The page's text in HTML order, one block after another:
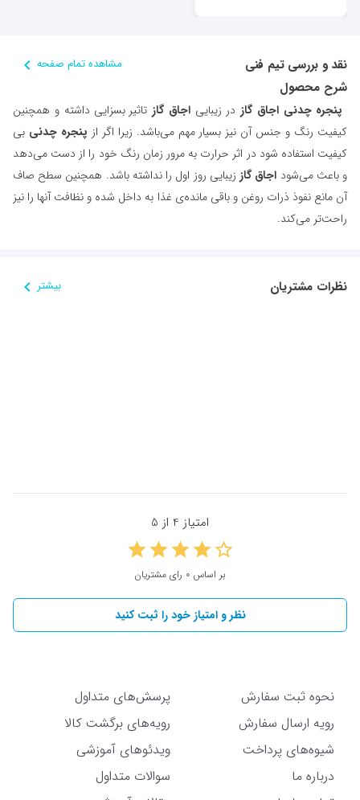
نقد و بررسی تیم فنی مشاهده تمام صفحه
شرح محصول
پنجره چدنی اجاق گاز در زیباییاجاق گاز تاثیر بسزایی داشته و همچنین
کیفیت رنگ و جنس آن نیز بسیار مهم می‌باشد. زیرا اگر از پنجره چدنی بی
کیفیت استفاده شود در اثر حرارت به مرور زمان رنگ خود را از دست می‌دهد
و باعث می‌شود اجاق گاز زیبایی روز اول را نداشته باشد. همچنین سطح صاف
آن مانع نفوذ ذرات روغن و باقی مانده‌ی غذا به داخل شده و نظافت آنها را نیز
راحت‌تر می‌کند.
نظرات مشتریان بیشتر
امتیاز 4 از 5
بر اساس 0 رای مشتریان
نظر و امتیاز خود را ثبت کنید
نحوه ثبت سفارش
رویه ارسال سفارش
شیوه‌های پرداخت
پرسش‌های متداول
رویه‌های برگشت کالا
ویدئوهای آموزشی
درباره ما
سوالات متداول